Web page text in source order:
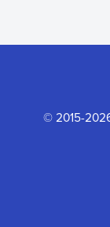
© 2015-